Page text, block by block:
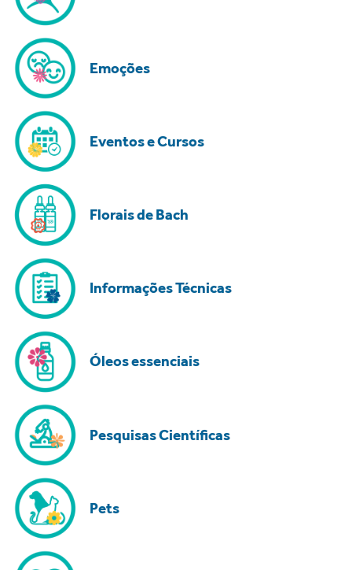
Emoções
Eventos e Cursos
Florais de Bach
Informações Técnicas
Óleos essenciais
Pesquisas Científicas
Pets